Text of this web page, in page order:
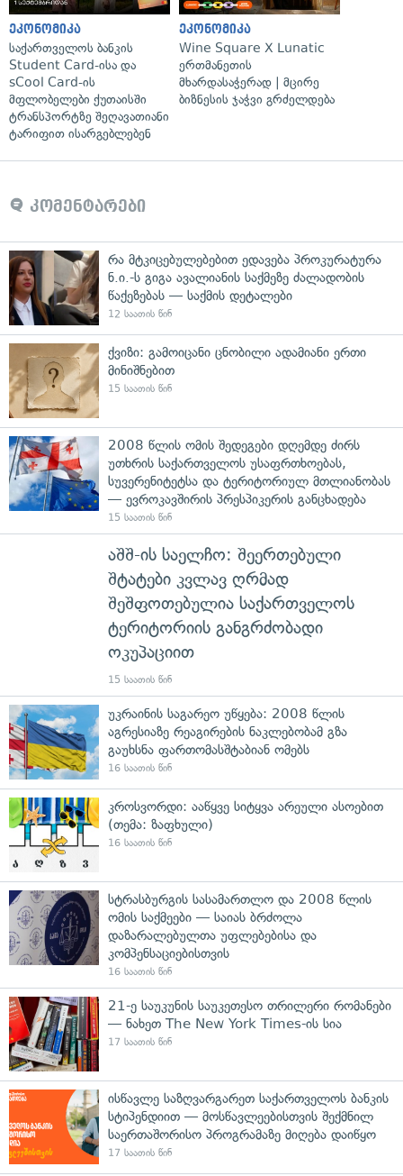
ეკონომიკა
საქართველოს ბანკის
Student Card-ისა და
sCool Card-ის
მფლობელები ქუთაისში
ტრანსპორტზე შეღავათიანი
ტარიფით ისარგებლებენ
ეკონომიკა
Wine Square X Lunatic
ერთმანეთის
მხარდასაჭერად | მცირე
ბიზნესის ჯაჭვი გრძელდება
კომენტარები
რა მტკიცებულებებით ედავება პროკურატურა
ნ.ი.-ს გიგა ავალიანის საქმეზე ძალადობის
წაქეზებას — საქმის დეტალები
12 საათის წინ
ქვიზი: გამოიცანი ცნობილი ადამიანი ერთი
მინიშნებით
15 საათის წინ
2008 წლის ომის შედეგები დღემდე ძირს
უთხრის საქართველოს უსაფრთხოებას,
სუვერენიტეტსა და ტერიტორიულ მთლიანობას
— ევროკავშირის პრესპიკერის განცხადება
15 საათის წინ
აშშ-ის საელჩო: შეერთებული
შტატები კვლავ ღრმად
შეშფოთებულია საქართველოს
ტერიტორიის განგრძობადი
ოკუპაციით
15 საათის წინ
უკრაინის საგარეო უწყება: 2008 წლის
აგრესიაზე რეაგირების ნაკლებობამ გზა
გაუხსნა ფართომასშტაბიან ომებს
16 საათის წინ
კროსვორდი: ააწყვე სიტყვა არეული ასოებით
(თემა: ზაფხული)
16 საათის წინ
სტრასბურგის სასამართლო და 2008 წლის
ომის საქმეები — საიას ბრძოლა
დაზარალებულთა უფლებებისა და
კომპენსაციებისთვის
16 საათის წინ
21-ე საუკუნის საუკეთესო თრილერი რომანები
— ნახეთ The New York Times-ის სია
17 საათის წინ
ისწავლე საზღვარგარეთ საქართველოს ბანკის
სტიპენდიით — მოსწავლეებისთვის შექმნილ
საერთაშორისო პროგრამაზე მიღება დაიწყო
17 საათის წინ